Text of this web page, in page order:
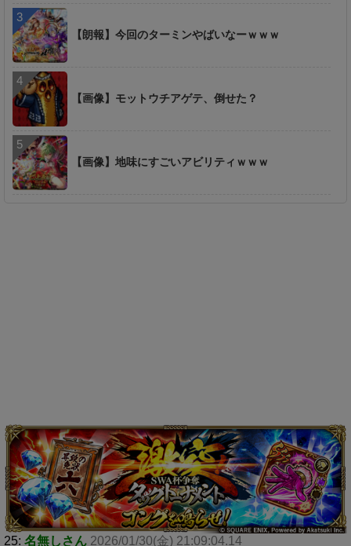
【朗報】今回のターミンやばいなーｗｗｗ
【画像】モットウチアゲテ、倒せた？
【画像】地味にすごいアビリティｗｗｗ
25: 名無しさん 2026/01/30(金) 21:09:04.14